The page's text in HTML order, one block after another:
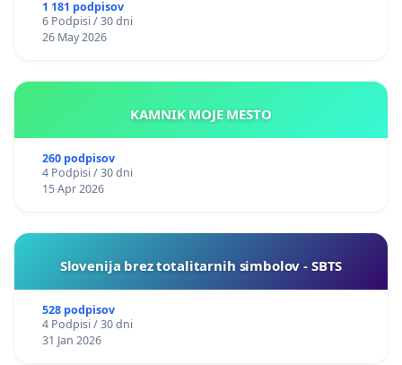
1 181 podpisov
6 Podpisi / 30 dni
26 May 2026
KAMNIK MOJE MESTO
260 podpisov
4 Podpisi / 30 dni
15 Apr 2026
Slovenija brez totalitarnih simbolov - SBTS
528 podpisov
4 Podpisi / 30 dni
31 Jan 2026